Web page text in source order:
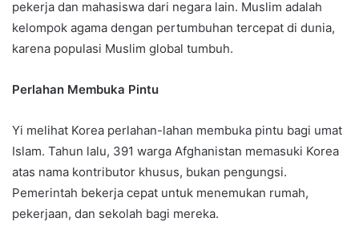
pekerja dan mahasiswa dari negara lain. Muslim adalah
kelompok agama dengan pertumbuhan tercepat di dunia,
karena populasi Muslim global tumbuh.
Perlahan Membuka Pintu
Yi melihat Korea perlahan-lahan membuka pintu bagi umat
Islam. Tahun lalu, 391 warga Afghanistan memasuki Korea
atas nama kontributor khusus, bukan pengungsi.
Pemerintah bekerja cepat untuk menemukan rumah,
pekerjaan, dan sekolah bagi mereka.